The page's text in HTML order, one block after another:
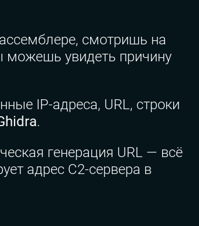
смотришь на
можешь увидеть причину
IP-адреса, URL, строки
.
генерация URL — всё
адрес C2-сервера в